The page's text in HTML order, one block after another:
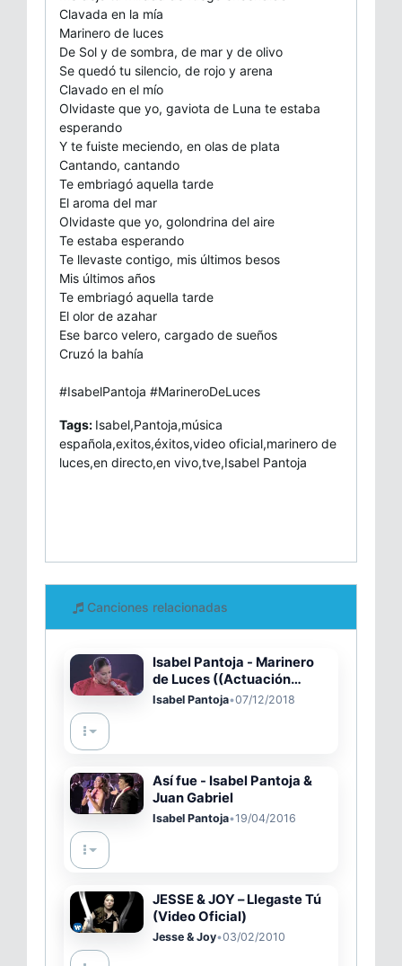
Clavada en la mía
Marinero de luces
De Sol y de sombra, de mar y de olivo
Se quedó tu silencio, de rojo y arena
Clavado en el mío
Olvidaste que yo, gaviota de Luna te estaba
esperando
Y te fuiste meciendo, en olas de plata
Cantando, cantando
Te embriagó aquella tarde
El aroma del mar
Olvidaste que yo, golondrina del aire
Te estaba esperando
Te llevaste contigo, mis últimos besos
Mis últimos años
Te embriagó aquella tarde
El olor de azahar
Ese barco velero, cargado de sueños
Cruzó la bahía
#IsabelPantoja #MarineroDeLuces
Tags: Isabel,Pantoja,música
española,exitos,éxitos,video oficial,marinero de
luces,en directo,en vivo,tve,Isabel Pantoja
Canciones relacionadas
Isabel Pantoja - Marinero
de Luces ((Actuación
RTVE))
Isabel Pantoja•07/12/2018
Así fue - Isabel Pantoja &
Juan Gabriel
Isabel Pantoja•19/04/2016
JESSE & JOY – Llegaste Tú
(Video Oficial)
Jesse & Joy•03/02/2010